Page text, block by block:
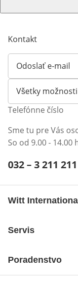
Kontakt
Odoslať e-mail
Otvorí e-
Všetky
Telefónne číslo
Sme tu pre Vás
So od 9.00 - 14.00
Telefónne číslo:
032 – 3 211 211
Witt International
Servis
Poradenstvo